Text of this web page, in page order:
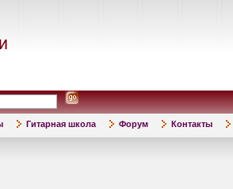
Гитарная школа Форум Контакты